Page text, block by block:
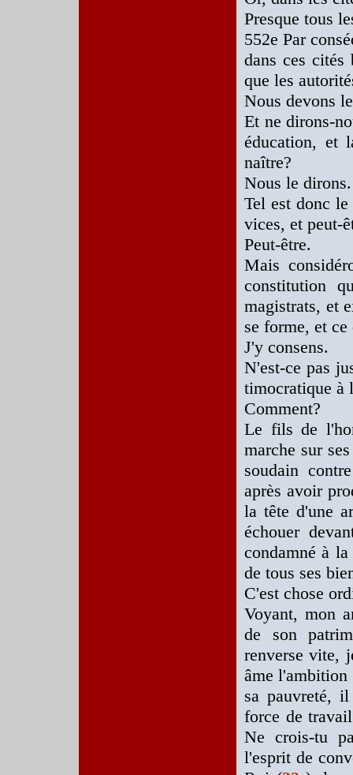
Presque tous
552e Par
dans ces cités
que les
Nous devons
Et ne dirons-
éducation, et
naître?
Nous le dirons.
Tel est donc
vices, et peut-
Peut-être.
Mais
constitution
magistrats, et
se forme, et
J'y consens.
N'est-ce pas
timocratique à
Comment?
Le fils de
marche sur
soudain
après avoir
la tête d'une
échouer
condamné à
de tous ses
C'est chose
Voyant, mon
de son
renverse vite,
âme l'ambition
sa pauvreté,
force de
Ne crois-tu
l'esprit de